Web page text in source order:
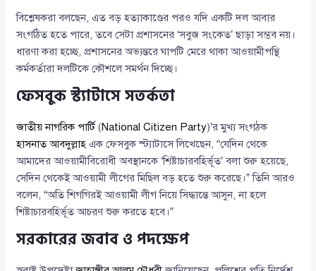
বিশ্লেষকরা বলছেন, এত বড় হত্যাকাণ্ডের পরও যদি একটি দল আবার
সংগঠিত হতে পারে, তবে সেটা প্রশাসনের ‘সবুজ সংকেত’ ছাড়া সম্ভব নয়।
ধারণা করা হচ্ছে, প্রশাসনের অভ্যন্তরে ঘাপটি মেরে থাকা আওয়ামীপন্থি
কর্মকর্তারা দলটিকে কৌশলে সমর্থন দিচ্ছে।
ফেসবুক স্ট্যাটাসে সতর্কতা
জাতীয় নাগরিক পার্টি (National Citizen Party)’র মুখ্য সংগঠক
হাসনাত আবদুল্লাহ এক ফেসবুক স্ট্যাটাসে লিখেছেন, “যেদিন থেকে
আমাদের আওয়ামীবিরোধী অবস্থানকে ‘শিষ্টাচারবহির্ভূত’ বলা শুরু হয়েছে,
সেদিন থেকেই আওয়ামী লীগের মিছিল বড় হতে শুরু করেছে।” তিনি আরও
বলেন, “অতি শিগগিরই আওয়ামী লীগ নিয়ে সিদ্ধান্তে আসুন, না হলে
শিষ্টাচারবহির্ভূত আচরণ শুরু করতে হবে।”
সরকারের জবাব ও পদক্ষেপ